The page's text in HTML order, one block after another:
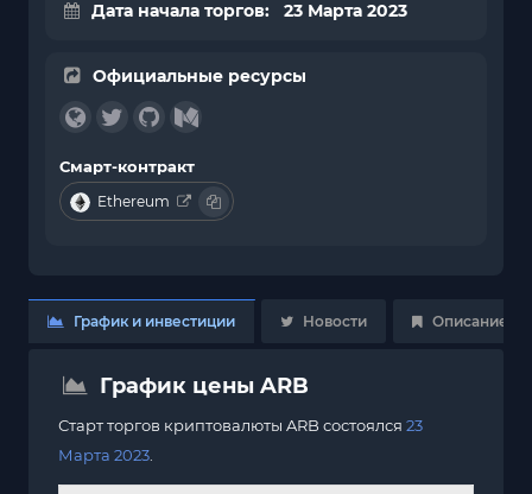
Дата начала торгов: 23 Марта 2023
Официальные ресурсы
Смарт-контракт
Ethereum
График и инвестиции Новости Описание
График цены ARB
Старт торгов криптовалюты ARB состоялся 23
Марта 2023